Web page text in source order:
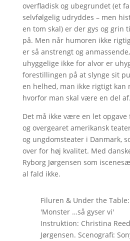
overfladisk og ubegrundet (et
selvfølgelig udryddes – men
en tom skal) er der gys og grin
på. Men når humoren ikke
er så anstrengt og
uhyggelige ikke for alvor er
forestillingen på at slynge sit
en helhed, man ikke rigtigt
hvorfor man skal være en del af.
Det må ikke være en let
og overgearet amerikansk
og ungdomsteater i Danmark,
over for høj kvalitet. Med
Ryborg Jørgensen som
al fald ikke.
Filuren & Under the Table:
'Monster …så gyser vi'
Instruktion: Christina
Jørgensen. Scenografi: